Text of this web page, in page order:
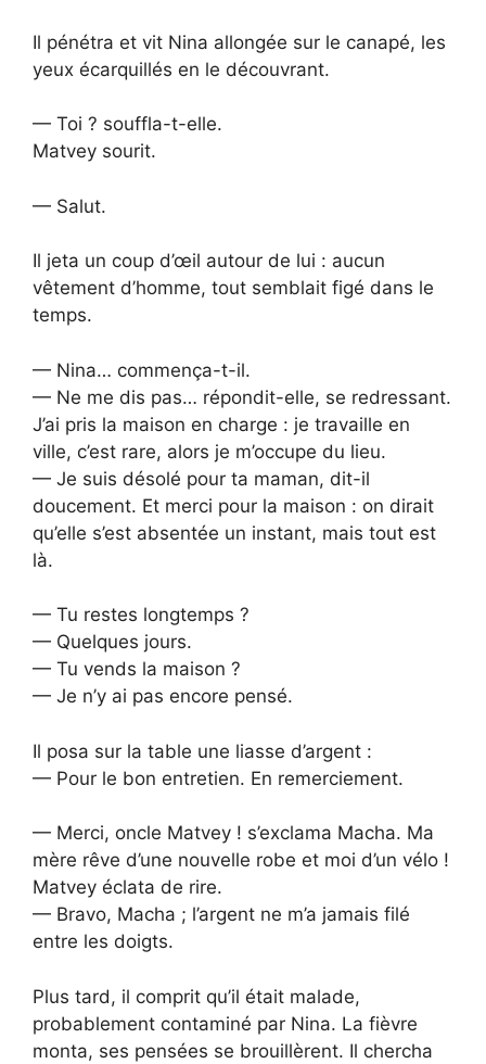
Il pénétra et vit Nina allongée sur le canapé, les
yeux écarquillés en le découvrant.
— Toi ? souffla-t-elle.
Matvey sourit.
— Salut.
Il jeta un coup d’œil autour de lui : aucun
vêtement d’homme, tout semblait figé dans le
temps.
— Nina… commença-t-il.
— Ne me dis pas… répondit-elle, se redressant.
J’ai pris la maison en charge : je travaille en
ville, c’est rare, alors je m’occupe du lieu.
— Je suis désolé pour ta maman, dit-il
doucement. Et merci pour la maison : on dirait
qu’elle s’est absentée un instant, mais tout est
là.
— Tu restes longtemps ?
— Quelques jours.
— Tu vends la maison ?
— Je n’y ai pas encore pensé.
Il posa sur la table une liasse d’argent :
— Pour le bon entretien. En remerciement.
— Merci, oncle Matvey ! s’exclama Macha. Ma
mère rêve d’une nouvelle robe et moi d’un vélo !
Matvey éclata de rire.
— Bravo, Macha ; l’argent ne m’a jamais filé
entre les doigts.
Plus tard, il comprit qu’il était malade,
probablement contaminé par Nina. La fièvre
monta, ses pensées se brouillèrent. Il chercha